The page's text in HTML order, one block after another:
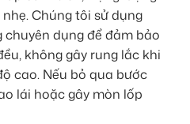
Chúng tôi sử dụng
chuyên dụng để đảm bảo
không gây rung lắc khi
cao. Nếu bỏ qua bước
lái hoặc gây mòn lốp